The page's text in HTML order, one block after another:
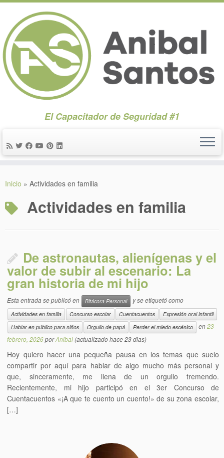
El Capacitador de Seguridad #1
Inicio » Actividades en familia
Actividades en familia
De astronautas, alienígenas y el
valor de subir al escenario: La
gran historia de mi hijo
Esta entrada se publicó en Bitácora Personal y se etiquetó como
Actividades en familia Concurso escolar Cuentacuentos
Expresión oral infantil
Hablar en público para niños
Orgullo de papá Perder el miedo escénico en23
febrero, 2026porAnibal(actualizado hace 23 dias)
Hoy quiero hacer una pequeña pausa en los temas que suelo
compartir por aquí para hablar de algo mucho más personal y
que, sinceramente, me llena de un orgullo tremendo.
Recientemente, mi hijo participó en el 3er Concurso de
Cuentacuentos «¡A que te cuento un cuento!» de su zona escolar,
[…]